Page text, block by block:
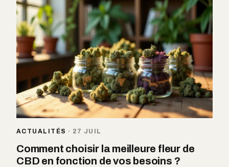
ACTUALITÉS · 27 JUIL
Comment choisir la meilleure fleur de
CBD en fonction de vos besoins ?